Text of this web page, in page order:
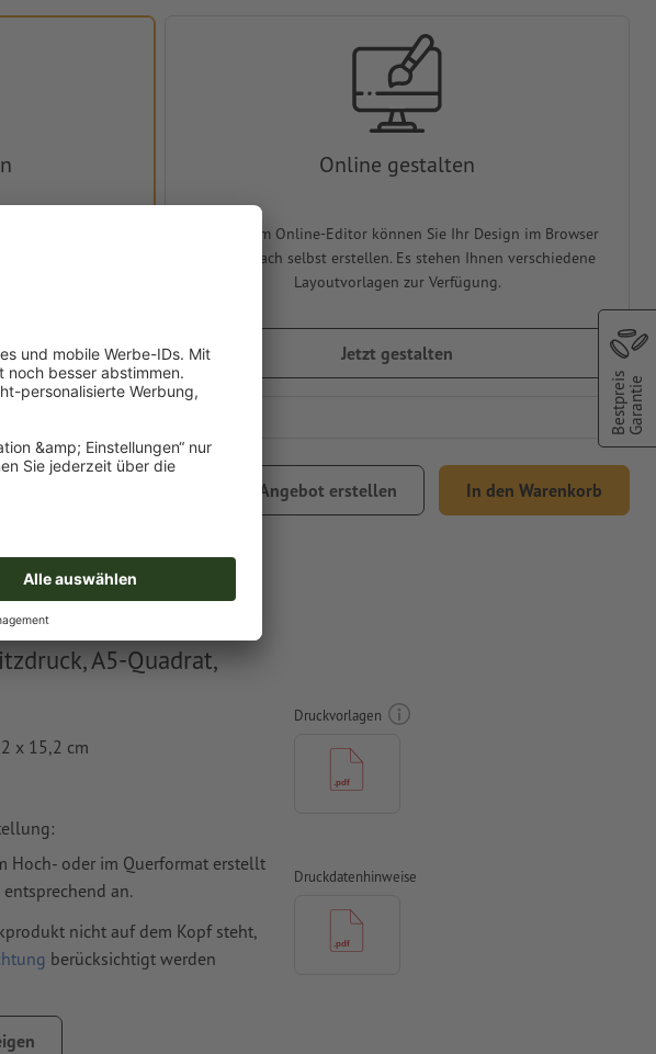
Online gestalten
In unserem Online-Editor können Sie Ihr Design im Browser
ganz einfach selbst erstellen. Es stehen Ihnen verschiedene
Layoutvorlagen zur Verfügung.
Jetzt gestalten
Angebot erstellen In den Warenkorb
A5-Quadrat,
x 15,2 cm
Hoch- oder im Querformat erstellt
an.
nicht auf dem Kopf steht,
berücksichtigt werden
Informationen mit mind. 4
Druckvorlagen
Druckdatenhinweise
BestpreisGarantie